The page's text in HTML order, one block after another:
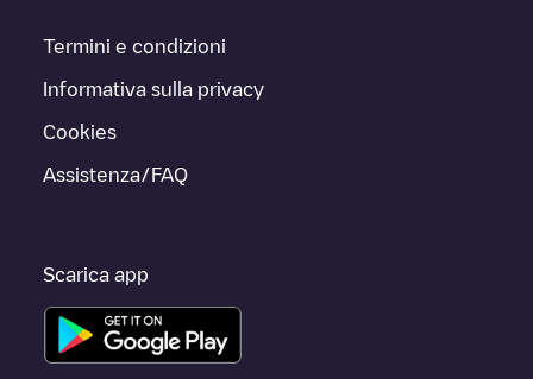
Termini e condizioni
Informativa sulla privacy
Cookies
Assistenza/FAQ
Scarica app